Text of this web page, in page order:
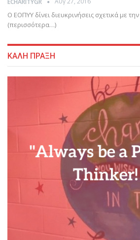
ECHARITYGR
Ο ΕΟΠΥΥ δίνει διευκρινήσεις σχετικά με
(περισσότερα…)
ΚΑΛΗ ΠΡΑΞΗ